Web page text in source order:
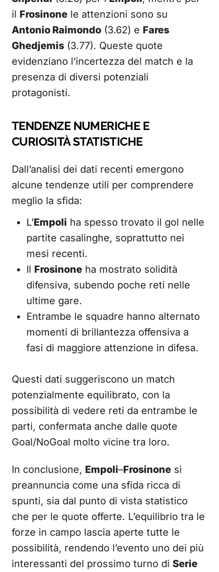
il Frosinone le attenzioni sono su
Antonio Raimondo (3.62) e Fares
Ghedjemis (3.77). Queste quote
evidenziano l’incertezza del match e la
presenza di diversi potenziali
protagonisti.
TENDENZE NUMERICHE E
CURIOSITÀ STATISTICHE
Dall’analisi dei dati recenti emergono
alcune tendenze utili per comprendere
meglio la sfida:
L’Empoli ha spesso trovato il gol nelle
partite casalinghe, soprattutto nei
mesi recenti.
Il Frosinone ha mostrato solidità
difensiva, subendo poche reti nelle
ultime gare.
Entrambe le squadre hanno alternato
momenti di brillantezza offensiva a
fasi di maggiore attenzione in difesa.
Questi dati suggeriscono un match
potenzialmente equilibrato, con la
possibilità di vedere reti da entrambe le
parti, confermata anche dalle quote
Goal/NoGoal molto vicine tra loro.
In conclusione, Empoli–Frosinone si
preannuncia come una sfida ricca di
spunti, sia dal punto di vista statistico
che per le quote offerte. L’equilibrio tra le
forze in campo lascia aperte tutte le
possibilità, rendendo l’evento uno dei più
interessanti del prossimo turno di Serie